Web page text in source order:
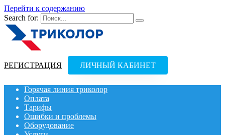
Перейти к содержанию
Search for:
РЕГИСТРАЦИЯ ЛИЧНЫЙ КАБИНЕТ
Горячая линия триколор
Оплата
Тарифы
Ошибки и проблемы
Оборудование